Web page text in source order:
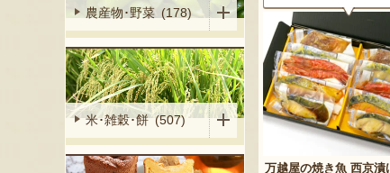
農産物･野菜 (178)
米･雑穀･餅 (507)
万越屋の焼き魚 西京漬け 新潟 黒埼産 枝豆・茶豆